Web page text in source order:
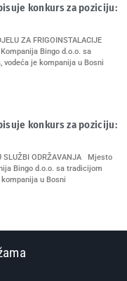
konkurs za poziciju:
ZA FRIGOINSTALACIJE
Bingo d.o.o. sa
vodeća je kompanija u Bosni
konkurs za poziciju:
SLUŽBI ODRŽAVANJA Mjesto
Bingo d.o.o. sa tradicijom
u Bosni